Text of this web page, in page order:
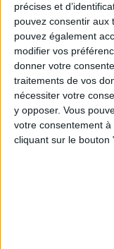
précises et
pouvez consentir aux
pouvez également
modifier vos
donner votre
traitements de vos
nécessiter votre
y opposer. Vous
votre consentement
cliquant sur le bouton
ADOPT PARFUMS IS